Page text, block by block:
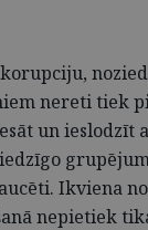
nereti tiek
un ieslodzīt
Ikviena
nepietiek